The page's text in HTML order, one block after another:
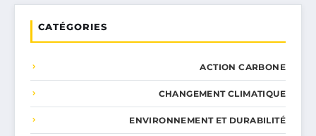
CATÉGORIES
ACTION CARBONE
CHANGEMENT CLIMATIQUE
ENVIRONNEMENT ET DURABILITÉ